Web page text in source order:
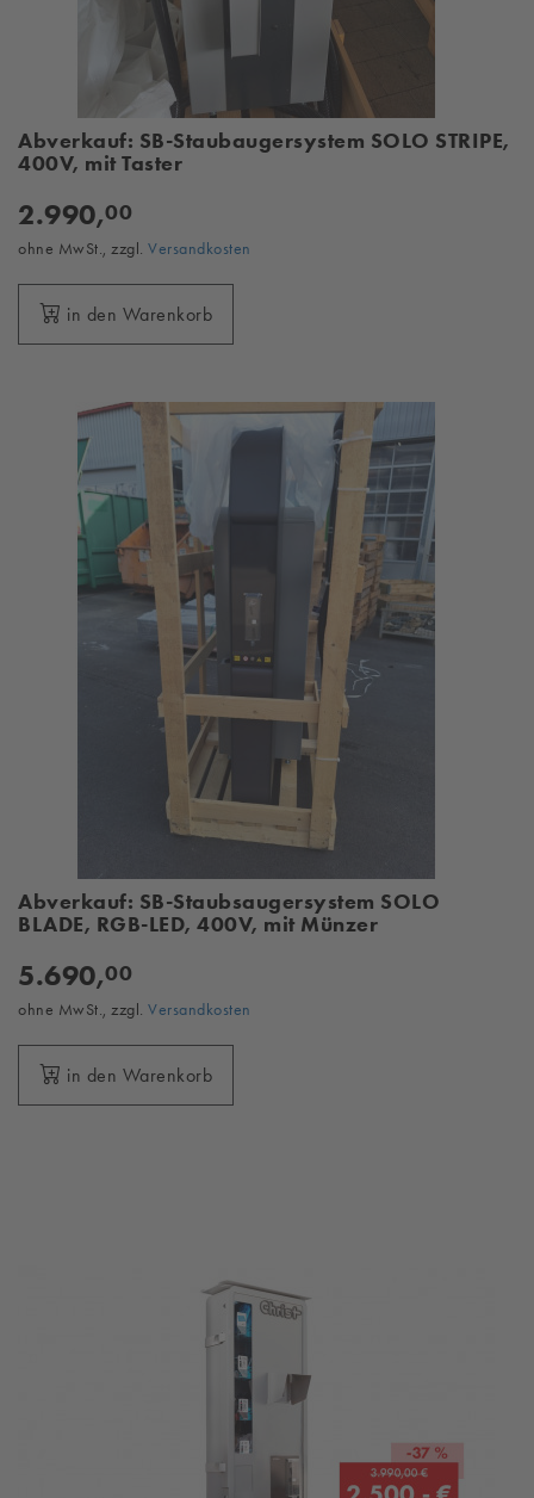
Abverkauf: SB-Staubaugersystem SOLO STRIPE,
400V, mit Taster
2.990,00
ohne MwSt., zzgl. Versandkosten
in den Warenkorb
Abverkauf: SB-Staubsaugersystem SOLO
BLADE, RGB-LED, 400V, mit Münzer
5.690,00
ohne MwSt., zzgl. Versandkosten
in den Warenkorb